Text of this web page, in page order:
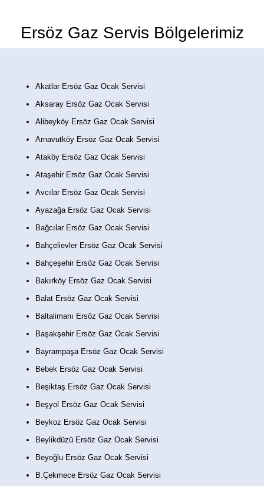
Ersöz Gaz Servis Bölgelerimiz
Akatlar Ersöz Gaz Ocak Servisi
Aksaray Ersöz Gaz Ocak Servisi
Alibeyköy Ersöz Gaz Ocak Servisi
Arnavutköy Ersöz Gaz Ocak Servisi
Ataköy Ersöz Gaz Ocak Servisi
Ataşehir Ersöz Gaz Ocak Servisi
Avcılar Ersöz Gaz Ocak Servisi
Ayazağa Ersöz Gaz Ocak Servisi
Bağcılar Ersöz Gaz Ocak Servisi
Bahçelievler Ersöz Gaz Ocak Servisi
Bahçeşehir Ersöz Gaz Ocak Servisi
Bakırköy Ersöz Gaz Ocak Servisi
Balat Ersöz Gaz Ocak Servisi
Baltalimanı Ersöz Gaz Ocak Servisi
Başakşehir Ersöz Gaz Ocak Servisi
Bayrampaşa Ersöz Gaz Ocak Servisi
Bebek Ersöz Gaz Ocak Servisi
Beşiktaş Ersöz Gaz Ocak Servisi
Beşyol Ersöz Gaz Ocak Servisi
Beykoz Ersöz Gaz Ocak Servisi
Beylikdüzü Ersöz Gaz Ocak Servisi
Beyoğlu Ersöz Gaz Ocak Servisi
B.Çekmece Ersöz Gaz Ocak Servisi